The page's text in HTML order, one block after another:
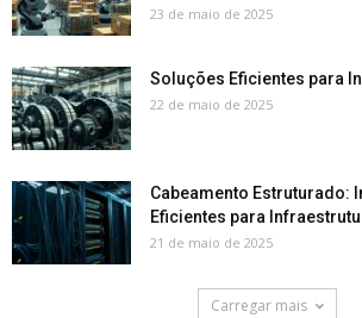
23 de maio de 2025
Soluções Eficientes para
22 de maio de 2025
Cabeamento Estruturado:
Eficientes para
21 de maio de 2025
Carregar mais